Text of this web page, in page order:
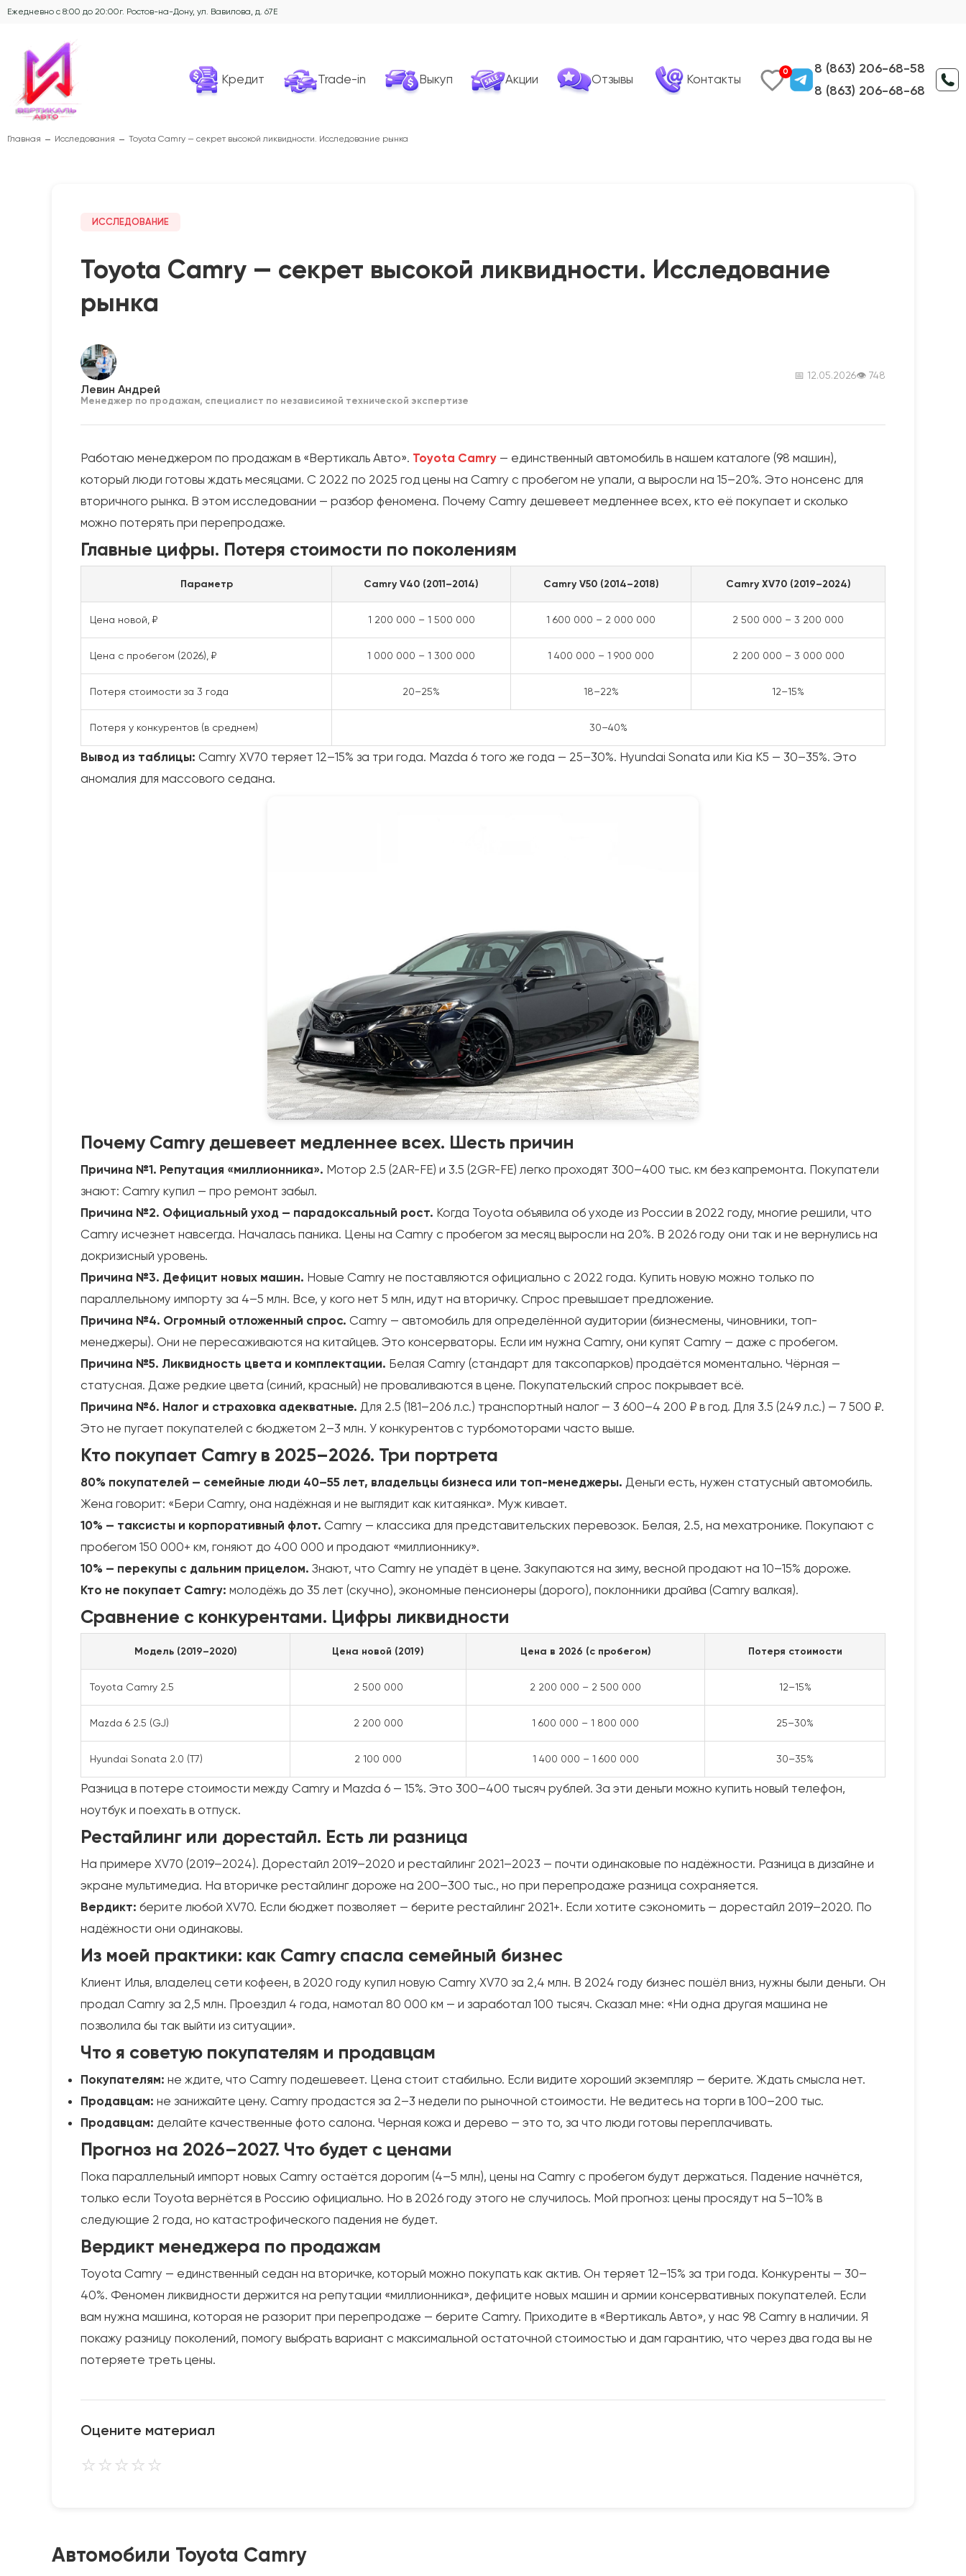
Ежедневно с 8:00 до 20:00г. Ростов-на-Дону, ул. Вавилова, д. 67Е
Кредит Trade-in Выкуп Акции Отзывы Контакты
0
8 (863) 206-68-58
8 (863) 206-68-68
Главная Исследования Toyota Camry — секрет высокой ликвидности. Исследование рынка
ИССЛЕДОВАНИЕ
Toyota Camry — секрет высокой ликвидности. Исследование
рынка
Левин Андрей
Менеджер по продажам, специалист по независимой технической экспертизе
📅 12.05.2026👁 748
Работаю менеджером по продажам в «Вертикаль Авто». Toyota Camry — единственный автомобиль в нашем каталоге (98 машин),
который люди готовы ждать месяцами. С 2022 по 2025 год цены на Camry с пробегом не упали, а выросли на 15–20%. Это нонсенс для
вторичного рынка. В этом исследовании — разбор феномена. Почему Camry дешевеет медленнее всех, кто её покупает и сколько
можно потерять при перепродаже.
Главные цифры. Потеря стоимости по поколениям
Параметр Camry V40 (2011–2014) Camry V50 (2014–2018) Camry XV70 (2019–2024)
Цена новой, ₽ 1 200 000 – 1 500 000 1 600 000 – 2 000 000 2 500 000 – 3 200 000
Цена с пробегом (2026), ₽ 1 000 000 – 1 300 000 1 400 000 – 1 900 000 2 200 000 – 3 000 000
Потеря стоимости за 3 года 20–25% 18–22% 12–15%
Потеря у конкурентов (в среднем) 30–40%
Вывод из таблицы: Camry XV70 теряет 12–15% за три года. Mazda 6 того же года — 25–30%. Hyundai Sonata или Kia K5 — 30–35%. Это
аномалия для массового седана.
Почему Camry дешевеет медленнее всех. Шесть причин
Причина №1. Репутация «миллионника». Мотор 2.5 (2AR-FE) и 3.5 (2GR-FE) легко проходят 300–400 тыс. км без капремонта. Покупатели
знают: Camry купил — про ремонт забыл.
Причина №2. Официальный уход — парадоксальный рост. Когда Toyota объявила об уходе из России в 2022 году, многие решили, что
Camry исчезнет навсегда. Началась паника. Цены на Camry с пробегом за месяц выросли на 20%. В 2026 году они так и не вернулись на
докризисный уровень.
Причина №3. Дефицит новых машин. Новые Camry не поставляются официально с 2022 года. Купить новую можно только по
параллельному импорту за 4–5 млн. Все, у кого нет 5 млн, идут на вторичку. Спрос превышает предложение.
Причина №4. Огромный отложенный спрос. Camry — автомобиль для определённой аудитории (бизнесмены, чиновники, топ-
менеджеры). Они не пересаживаются на китайцев. Это консерваторы. Если им нужна Camry, они купят Camry — даже с пробегом.
Причина №5. Ликвидность цвета и комплектации. Белая Camry (стандарт для таксопарков) продаётся моментально. Чёрная —
статусная. Даже редкие цвета (синий, красный) не проваливаются в цене. Покупательский спрос покрывает всё.
Причина №6. Налог и страховка адекватные. Для 2.5 (181–206 л.с.) транспортный налог — 3 600–4 200 ₽ в год. Для 3.5 (249 л.с.) — 7 500 ₽.
Это не пугает покупателей с бюджетом 2–3 млн. У конкурентов с турбомоторами часто выше.
Кто покупает Camry в 2025–2026. Три портрета
80% покупателей — семейные люди 40–55 лет, владельцы бизнеса или топ-менеджеры. Деньги есть, нужен статусный автомобиль.
Жена говорит: «Бери Camry, она надёжная и не выглядит как китаянка». Муж кивает.
10% — таксисты и корпоративный флот. Camry — классика для представительских перевозок. Белая, 2.5, на мехатронике. Покупают с
пробегом 150 000+ км, гоняют до 400 000 и продают «миллионнику».
10% — перекупы с дальним прицелом. Знают, что Camry не упадёт в цене. Закупаются на зиму, весной продают на 10–15% дороже.
Кто не покупает Camry: молодёжь до 35 лет (скучно), экономные пенсионеры (дорого), поклонники драйва (Camry валкая).
Сравнение с конкурентами. Цифры ликвидности
Модель (2019–2020) Цена новой (2019) Цена в 2026 (с пробегом) Потеря стоимости
Toyota Camry 2.5 2 500 000 2 200 000 – 2 500 000 12–15%
Mazda 6 2.5 (GJ) 2 200 000 1 600 000 – 1 800 000 25–30%
Hyundai Sonata 2.0 (T7) 2 100 000 1 400 000 – 1 600 000 30–35%
Разница в потере стоимости между Camry и Mazda 6 — 15%. Это 300–400 тысяч рублей. За эти деньги можно купить новый телефон,
ноутбук и поехать в отпуск.
Рестайлинг или дорестайл. Есть ли разница
На примере XV70 (2019–2024). Дорестайл 2019–2020 и рестайлинг 2021–2023 — почти одинаковые по надёжности. Разница в дизайне и
экране мультимедиа. На вторичке рестайлинг дороже на 200–300 тыс., но при перепродаже разница сохраняется.
Вердикт: берите любой XV70. Если бюджет позволяет — берите рестайлинг 2021+. Если хотите сэкономить — дорестайл 2019–2020. По
надёжности они одинаковы.
Из моей практики: как Camry спасла семейный бизнес
Клиент Илья, владелец сети кофеен, в 2020 году купил новую Camry XV70 за 2,4 млн. В 2024 году бизнес пошёл вниз, нужны были деньги. Он
продал Camry за 2,5 млн. Проездил 4 года, намотал 80 000 км — и заработал 100 тысяч. Сказал мне: «Ни одна другая машина не
позволила бы так выйти из ситуации».
Что я советую покупателям и продавцам
Покупателям: не ждите, что Camry подешевеет. Цена стоит стабильно. Если видите хороший экземпляр — берите. Ждать смысла нет.
Продавцам: не занижайте цену. Camry продастся за 2–3 недели по рыночной стоимости. Не ведитесь на торги в 100–200 тыс.
Продавцам: делайте качественные фото салона. Черная кожа и дерево — это то, за что люди готовы переплачивать.
Прогноз на 2026–2027. Что будет с ценами
Пока параллельный импорт новых Camry остаётся дорогим (4–5 млн), цены на Camry с пробегом будут держаться. Падение начнётся,
только если Toyota вернётся в Россию официально. Но в 2026 году этого не случилось. Мой прогноз: цены просядут на 5–10% в
следующие 2 года, но катастрофического падения не будет.
Вердикт менеджера по продажам
Toyota Camry — единственный седан на вторичке, который можно покупать как актив. Он теряет 12–15% за три года. Конкуренты — 30–
40%. Феномен ликвидности держится на репутации «миллионника», дефиците новых машин и армии консервативных покупателей. Если
вам нужна машина, которая не разорит при перепродаже — берите Camry. Приходите в «Вертикаль Авто», у нас 98 Camry в наличии. Я
покажу разницу поколений, помогу выбрать вариант с максимальной остаточной стоимостью и дам гарантию, что через два года вы не
потеряете треть цены.
Оцените материал
⭐⭐⭐⭐⭐
Автомобили Toyota Camry